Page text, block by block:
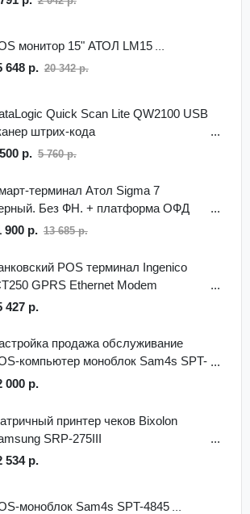
монитор 15" АТОЛ LM15
648 р. 20 342 р.
Quick Scan Lite QW2100 USB
штрих-кода
р. 5 760 р.
терминал Атол Sigma 7
Без ФН. + платформа ОФД
900 р. 13 685 р.
POS терминал Ingenico
GPRS Ethernet Modem
427 р.
продажа обслуживание
компьютер моноблок Sam4s SPT-
15“ сенсорный (2Gb, HDD, MSR,
000 р.
принтер чеков Bixolon
SRP-275III
534 р.
моноблок Sam4s SPT-4845